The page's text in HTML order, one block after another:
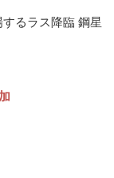
るラス降臨 鋼星